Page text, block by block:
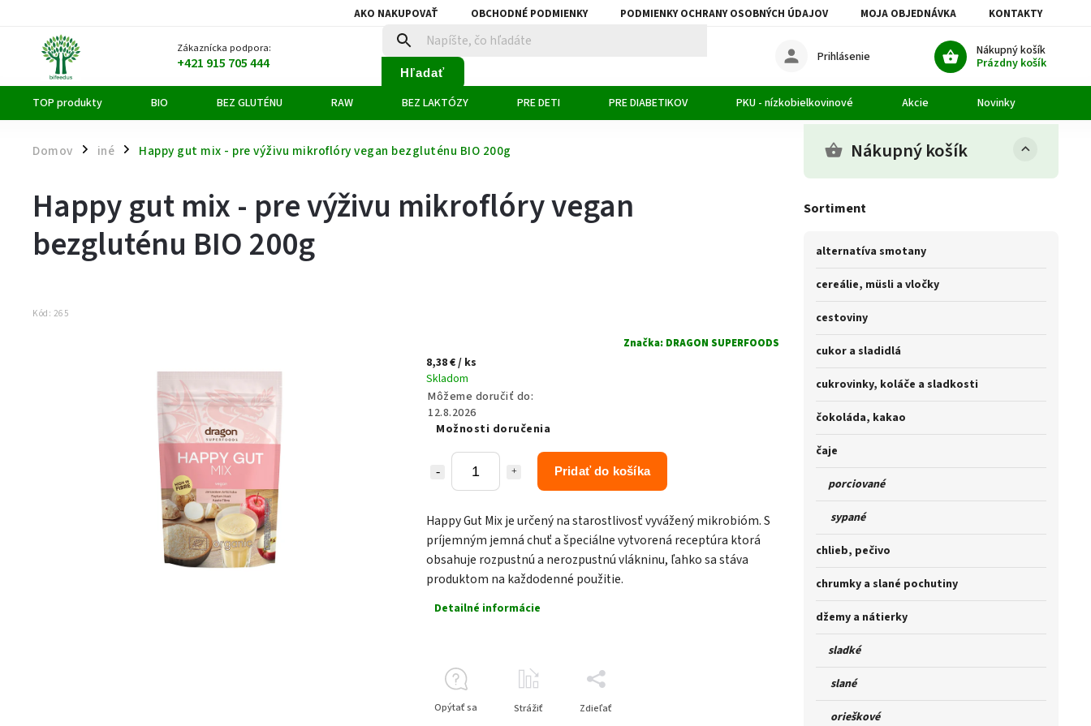
AKO NAKUPOVAŤ OBCHODNÉ PODMIENKY PODMIENKY OCHRANY OSOBNÝCH ÚDAJOV MOJA OBJEDNÁVKA KONTAKTY
Zákaznícka podpora:
+421 915 705 444 Hľadať
Nákupný košík
Prázdny košík
Prihlásenie
TOP produkty BIO BEZ GLUTÉNU RAW BEZ LAKTÓZY PRE DETI PRE DIABETIKOV PKU - nízkobielkovinové Akcie Novinky
Domov / iné / Happy gut mix - pre výživu mikroflóry vegan bezgluténu BIO 200g Nákupný košík
Sortiment
alternatíva smotany
cereálie, müsli a vločky
cestoviny
cukor a sladidlá
cukrovinky, koláče a sladkosti
čokoláda, kakao
čaje
porciované
sypané
chlieb, pečivo
chrumky a slané pochutiny
džemy a nátierky
sladké
slané
orieškové
Happy gut mix - pre výživu mikroflóry vegan
bezgluténu BIO 200g
Kód: 265
Značka: DRAGON SUPERFOODS
8,38 €/ ks
Skladom
Môžeme doručiť do:
12.8.2026
Možnosti doručenia
Pridať do košíka
Happy Gut Mix je určený na starostlivosť vyvážený mikrobióm. S
príjemným jemná chuť a špeciálne vytvorená receptúra ktorá
obsahuje rozpustnú a nerozpustnú vlákninu, ľahko sa stáva
produktom na každodenné použitie.
Detailné informácie
Opýtať sa Strážiť Zdieľať